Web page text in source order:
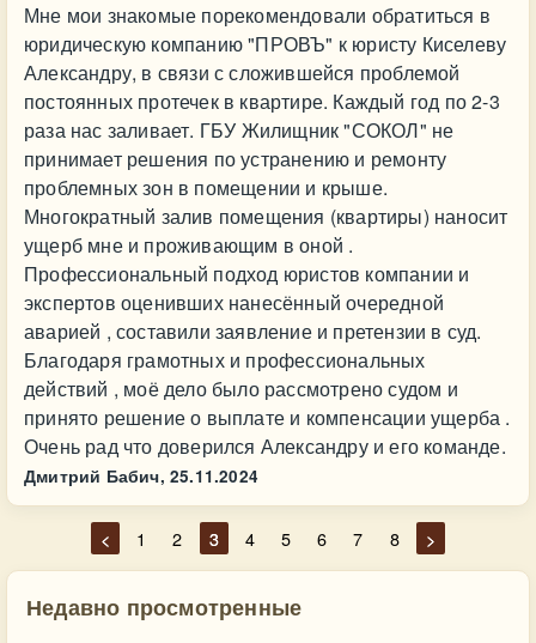
Мне мои знакомые порекомендовали обратиться в
юридическую компанию "ПРОВЪ" к юристу Киселеву
Александру, в связи с сложившейся проблемой
постоянных протечек в квартире. Каждый год по 2-3
раза нас заливает. ГБУ Жилищник "СОКОЛ" не
принимает решения по устранению и ремонту
проблемных зон в помещении и крыше.
Многократный залив помещения (квартиры) наносит
ущерб мне и проживающим в оной .
Профессиональный подход юристов компании и
экспертов оценивших нанесённый очередной
аварией , составили заявление и претензии в суд.
Благодаря грамотных и профессиональных
действий , моё дело было рассмотрено судом и
принято решение о выплате и компенсации ущерба .
Очень рад что доверился Александру и его команде.
Дмитрий Бабич, 25.11.2024
< 1 2 3 4 5 6 7 8 >
Недавно просмотренные